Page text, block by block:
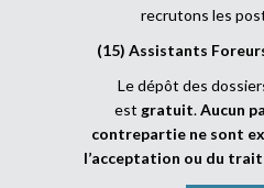
recrutons les
(15) Assistants
Le dépôt des
est gratuit.Aucun
contrepartie ne sont
l’acceptation ou du